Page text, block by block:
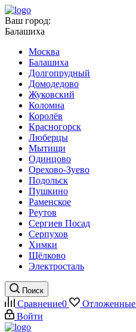
Ваш город:
Балашиха
Москва
Балашиха
Долгопрудный
Домодедово
Жуковский
Коломна
Королёв
Красногорск
Люберцы
Мытищи
Одинцово
Орехово-Зуево
Подольск
Пушкино
Раменское
Реутов
Сергиев Посад
Серпухов
Химки
Щёлково
Электросталь
Поиск
Сравнение0 Отложенные
Войти